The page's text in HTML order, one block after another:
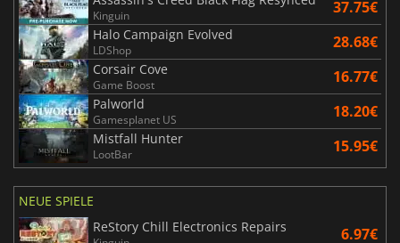
Kinguin 37.75€
Halo Campaign Evolved
LDShop 28.68€
Corsair Cove
Game Boost 16.77€
Palworld
Gamesplanet US 18.20€
Mistfall Hunter
LootBar 15.95€
NEUE SPIELE
ReStory Chill Electronics Repairs
6.97€